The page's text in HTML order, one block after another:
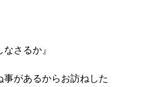
さるか』
事があるからお訪ねした